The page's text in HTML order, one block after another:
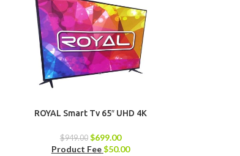
ROYAL Smart Tv 65″ UHD 4K
$949.00 $699.00
Product Fee$50.00